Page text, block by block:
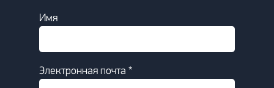
Имя
Электронная почта *